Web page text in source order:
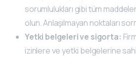
sorumlulukları gibi tüm
olun. Anlaşılmayan noktaları
Yetki belgeleri ve sigorta:
izinlere ve yetki belgelerine